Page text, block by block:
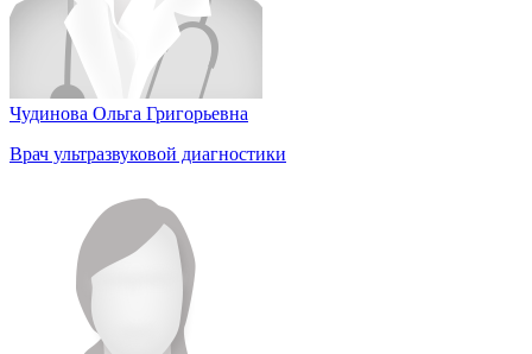
Чудинова Ольга Григорьевна
Врач ультразвуковой диагностики